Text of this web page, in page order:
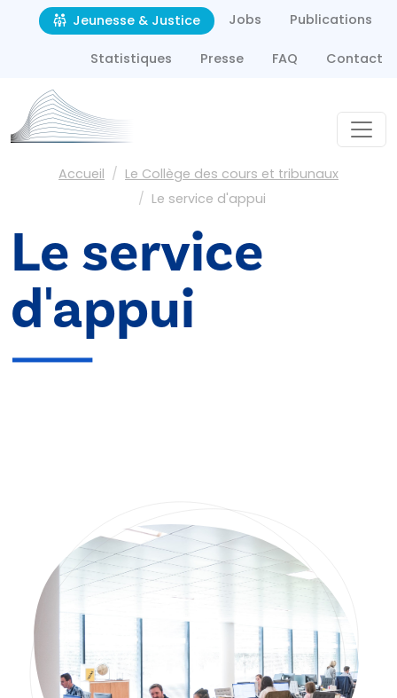
Aller au contenu principal
Second navigation
Jeunesse & Justice Jobs Publications
Statistiques Presse FAQ Contact
Fil d'Ariane
Accueil
Le Collège des cours et tribunaux
Le service d'appui
Le service
d'appui